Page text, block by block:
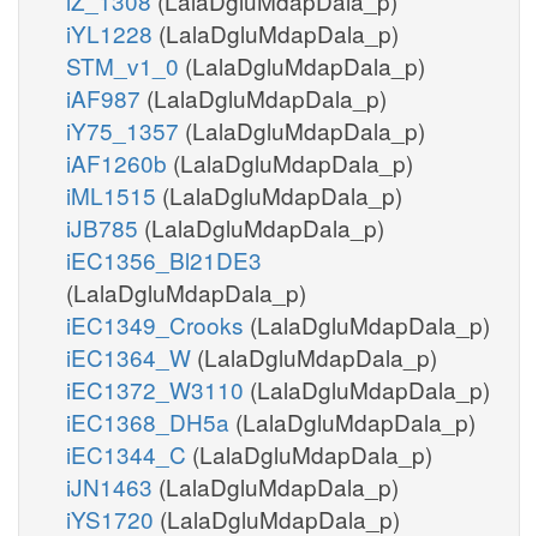
iYL1228 (LalaDgluMdapDala_p)
STM_v1_0 (LalaDgluMdapDala_p)
iAF987 (LalaDgluMdapDala_p)
iY75_1357 (LalaDgluMdapDala_p)
iAF1260b (LalaDgluMdapDala_p)
iML1515 (LalaDgluMdapDala_p)
iJB785 (LalaDgluMdapDala_p)
iEC1356_Bl21DE3
(LalaDgluMdapDala_p)
iEC1349_Crooks (LalaDgluMdapDala_p)
iEC1364_W (LalaDgluMdapDala_p)
iEC1372_W3110 (LalaDgluMdapDala_p)
iEC1368_DH5a (LalaDgluMdapDala_p)
iEC1344_C (LalaDgluMdapDala_p)
iJN1463 (LalaDgluMdapDala_p)
iYS1720 (LalaDgluMdapDala_p)